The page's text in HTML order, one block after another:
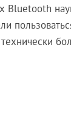
Bluetooth